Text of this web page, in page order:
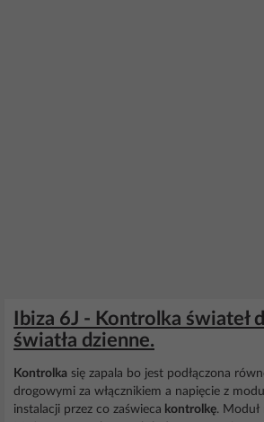
Ibiza 6J - Kontrolka świateł
światła dzienne.
Kontrolka się zapala bo jest podłączona
drogowymi za włącznikiem a napięcie z
instalacji przez co zaświeca kontrolkę.